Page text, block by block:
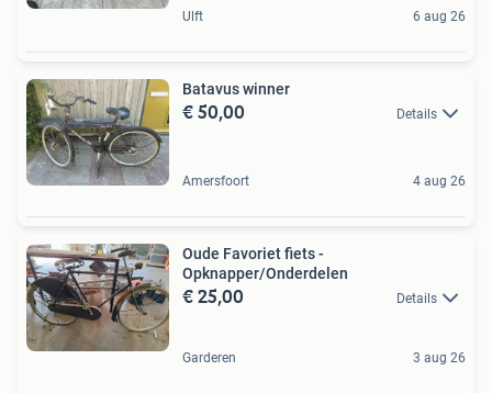
Ulft 6 aug 26
Batavus winner
€ 50,00 Details
Amersfoort 4 aug 26
Oude Favoriet fiets -
Opknapper/Onderdelen
€ 25,00 Details
Garderen 3 aug 26